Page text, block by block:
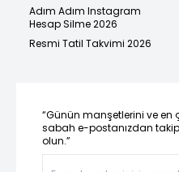
Adım Adım Instagram
Hesap Silme 2026
Resmi Tatil Takvimi 2026
“Günün manşetlerini ve en
sabah e-postanızdan
olun.”